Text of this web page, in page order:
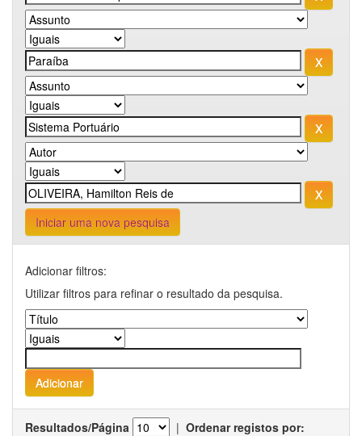
Iniciar uma nova pesquisa
Adicionar filtros:
Utilizar filtros para refinar o resultado da pesquisa.
Resultados/Página | Ordenar registos por: